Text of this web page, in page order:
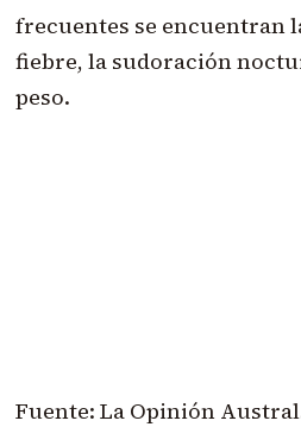
frecuentes se encuentran
fiebre, la sudoración
peso.
Fuente: La Opinión